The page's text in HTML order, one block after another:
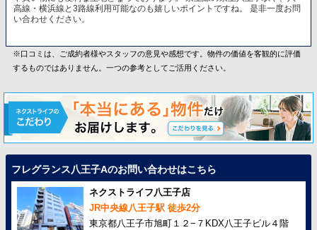
高線・横浜線と3路線利用可能なのも嬉しいポイントですね。 是非一度お問
い合わせください。
※口コミは、ご成約者様やスタッフの意見や感想です。物件の価値を客観的に評価
するものではありません。一つの参考としてご活用ください。
フレグランス八王子Aのお問い合わせはこちら
ネクストライフ八王子店
JR中央線八王子駅 徒歩2分
東京都八王子市旭町１２−７KDX八王子ビル４階